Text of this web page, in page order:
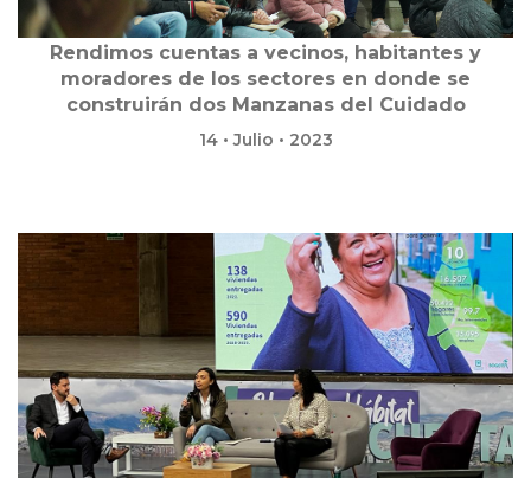
Rendimos cuentas a vecinos, habitantes y
moradores de los sectores en donde se
construirán dos Manzanas del Cuidado
14 • Julio • 2023